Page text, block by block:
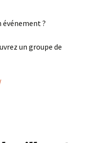
événement ?
un groupe de